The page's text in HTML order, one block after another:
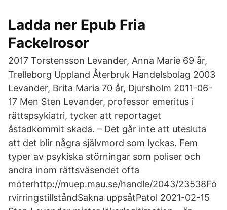
Ladda ner Epub Fria
Fackelrosor
2017 Torstensson Levander, Anna Marie 69 år,
Trelleborg Uppland Återbruk Handelsbolag 2003
Levander, Brita Maria 70 år, Djursholm 2011-06-
17 Men Sten Levander, professor emeritus i
rättspsykiatri, tycker att reportaget
åstadkommit skada. – Det går inte att utesluta
att det blir några självmord som lyckas. Fem
typer av psykiska störningar som poliser och
andra inom rättsväsendet ofta
möterhttp://muep.mau.se/handle/2043/23538Fö
rvirringstillståndSakna uppsåtPatol 2021-02-15